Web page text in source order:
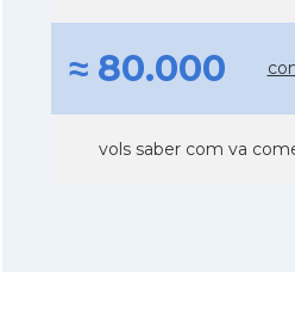
≈ 80.000
vols saber com va